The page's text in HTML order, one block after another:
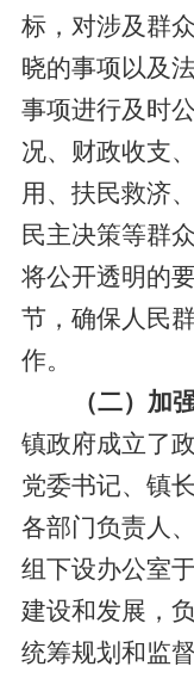
标， 对涉及群
晓的事项以及
事项进行及时
况、财政收支
用、扶民救济
民主决策等群
将公开透明的
节， 确保人民
作。
（二）加
镇政府成立了
党委书记、镇
各部门负责人
组下设办公室
建设和发展，
统筹规划和监